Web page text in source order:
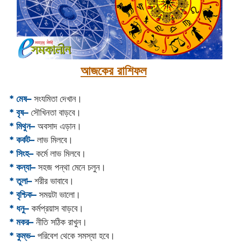
আজকের রাশিফল
* মেষ–সংযমিতা দেখান।
* বৃষ–সৌখিনতা বাড়বে।
* মিথুন–অবসাদ এড়ান।
* কর্কট–লাভ মিলবে।
* সিংহ–কর্মে লাভ মিলবে।
* কন্যা–সহজ পন্থা মেনে চলুন।
* তুলা–শরীর ভাবাবে।
* বৃশ্চিক–সময়টা ভালো।
* ধনু–কর্মপ্রয়াস বাড়বে।
* মকর–নীতি সঠিক রাখুন।‌
* কুম্ভ–পরিবেশ থেকে সমস্যা হবে।